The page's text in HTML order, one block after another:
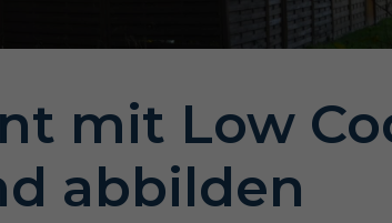
mit Low
abbilden